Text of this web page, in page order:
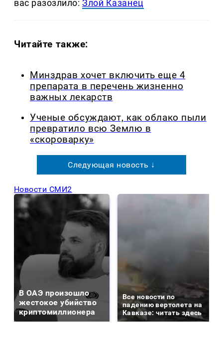
вас разозлило:Злой Казанец
Читайте также:
Минздрав хочет включить еще 4
препарата в перечень жизненно
важных лекарств
Ученые обсуждают, как облако пыли
превратило всю Землю в
«скороварку»
Следующая новость ↓
Новости СМИ2
В ОАЭ произошло
жестокое убийство
криптомиллионера
Все новости по
падению вертолета на
Кавказе: читать здесь